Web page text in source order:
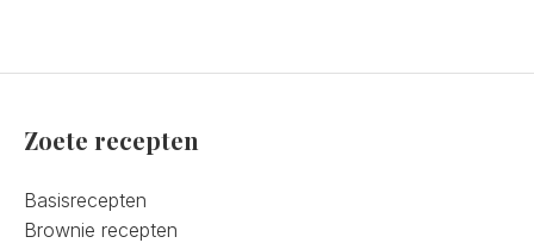
Zoete recepten
Basisrecepten
Brownie recepten